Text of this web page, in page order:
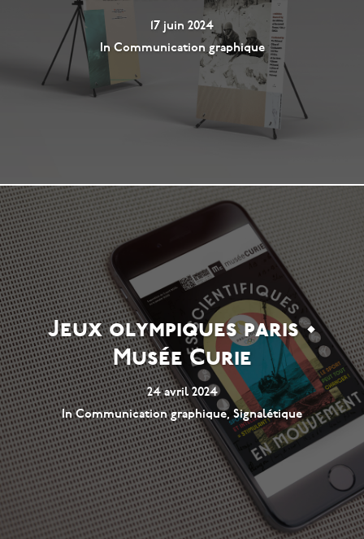
17 juin 2024
In Communication graphique
Jeux olympiques paris •
Musée Curie
24 avril 2024
InCommunication graphique, Signalétique